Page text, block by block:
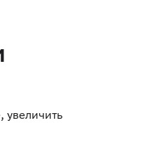
увеличить